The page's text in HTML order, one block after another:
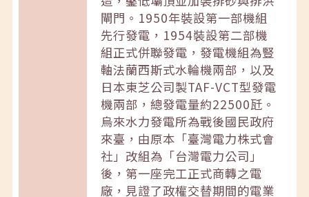
閘門。1950年裝設第一部機組
先行發電，1954裝設第二部機
組正式併聯發電，發電機組為豎
軸法蘭西斯式水輪機兩部，以及
日本東芝公司製TAF-VCT型發電
機兩部，總發電量約22500瓩。
烏來水力發電所為戰後國民政府
來臺，由原本「臺灣電力株式會
社」改組為「台灣電力公司」
後，第一座完工正式商轉之電
廠，見證了政權交替期間的電業